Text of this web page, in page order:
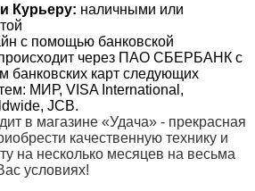
Курьеру: наличными или
с помощью банковской
через ПАО СБЕРБАНК с
банковских карт следующих
МИР, VISA International,
JCB.
в магазине «Удача» - прекрасная
качественную технику и
на несколько месяцев на весьма
условиях!